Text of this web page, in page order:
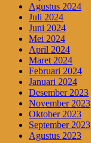
Agustus 2024
Juli 2024
Juni 2024
Mei 2024
April 2024
Maret 2024
Februari 2024
Januari 2024
Desember 2023
November 2023
Oktober 2023
September 2023
Agustus 2023